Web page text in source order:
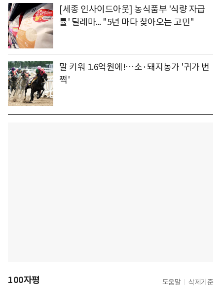
[세종 인사이드아웃] 농식품부 '식량 자급
률' 딜레마... "5년 마다 찾아오는 고민"
말 키워 1.6억원에!…소·돼지농가 '귀가 번
쩍'
100자평 도움말 삭제기준